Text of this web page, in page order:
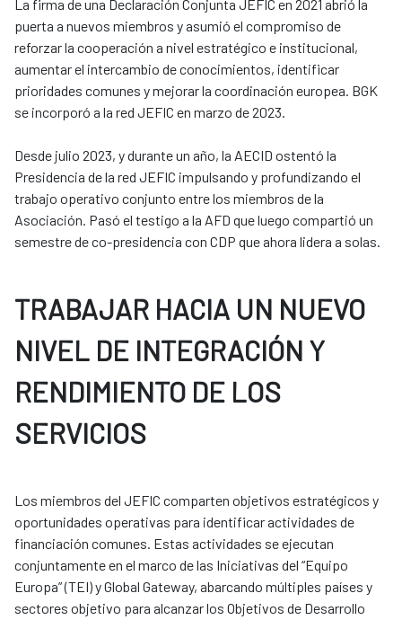
La firma de una Declaración Conjunta JEFIC en 2021 abrió la
puerta a nuevos miembros y asumió el compromiso de
reforzar la cooperación a nivel estratégico e institucional,
aumentar el intercambio de conocimientos, identificar
prioridades comunes y mejorar la coordinación europea. BGK
se incorporó a la red JEFIC en marzo de 2023.
Desde julio 2023, y durante un año, la AECID ostentó la
Presidencia de la red JEFIC impulsando y profundizando el
trabajo operativo conjunto entre los miembros de la
Asociación. Pasó el testigo a la AFD que luego compartió un
semestre de co-presidencia con CDP que ahora lidera a solas.
TRABAJAR HACIA UN NUEVO
NIVEL DE INTEGRACIÓN Y
RENDIMIENTO DE LOS
SERVICIOS
Los miembros del JEFIC comparten objetivos estratégicos y
oportunidades operativas para identificar actividades de
financiación comunes. Estas actividades se ejecutan
conjuntamente en el marco de las Iniciativas del “Equipo
Europa” (TEI) y Global Gateway, abarcando múltiples países y
sectores objetivo para alcanzar los Objetivos de Desarrollo